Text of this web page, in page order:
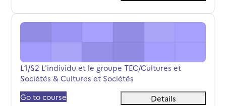
L1/S2 L'individu et le groupe TEC/Cultures et Sociétés
Όνομα μαθήματος
L1/S2 L'individu et le groupe TEC/Cultures et
Sociétés & Cultures et Sociétés
Go to course
Details